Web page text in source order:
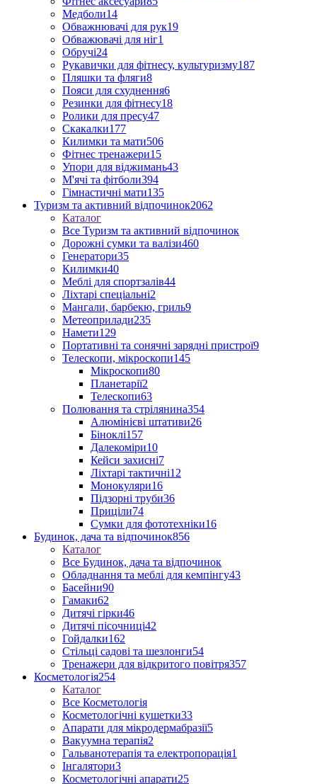
Медболи14
Обважнювачі для рук19
Обважювачі для ніг1
Обручі24
Рукавички для фітнесу, культуризму187
Пляшки та фляги8
Пояси для схуднення6
Резинки для фітнесу18
Ролики для пресу47
Скакалки177
Килимки та мати506
Фітнес тренажери15
Упори для віджимань43
М'ячі та фітболи394
Гімнастичні мати135
Туризм та активний відпочинок2062
Каталог
Все Туризм та активний відпочинок
Дорожні сумки та валізи460
Генератори35
Килимки40
Меблі для спортзалів44
Ліхтарі спеціальні2
Мангали, барбекю, гриль9
Метеоприлади235
Намети129
Портативні та сонячні зарядні пристрої9
Телескопи, мікроскопи145
Мікроскопи80
Планетарії2
Телескопи63
Полювання та стрілянина354
Алюмінієві штативи26
Біноклі157
Далекоміри10
Кейси захисні7
Ліхтарі тактичні12
Монокуляри16
Підзорні труби36
Приціли74
Сумки для фототехніки16
Будинок, дача та відпочинок856
Каталог
Все Будинок, дача та відпочинок
Обладнання та меблі для кемпінгу43
Басейни90
Гамаки62
Дитячі гірки46
Дитячі пісочниці42
Гойдалки162
Стільці садові та шезлонги54
Тренажери для відкритого повітря357
Косметологія254
Каталог
Все Косметологія
Косметологічні кушетки33
Апарати для мікродермабразії5
Вакуумна терапія2
Гальванотерапія та електропорація1
Інгалятори3
Косметологічні апарати25